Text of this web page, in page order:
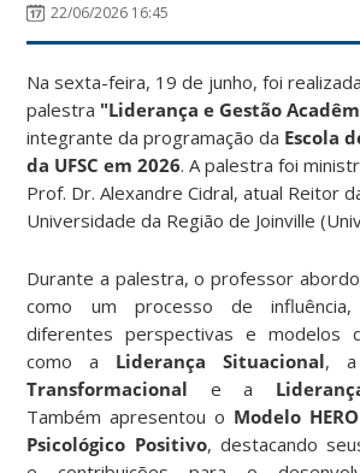
22/06/2026 16:45
Na sexta-feira, 19 de junho, foi
palestra "Liderança e Gestão
integrante da programação da Escola
da UFSC em 2026. A palestra foi
Prof. Dr. Alexandre Cidral, atual Reitor
Universidade da Região de Joinville
Durante a palestra, o professor
como um processo de influência,
diferentes perspectivas e modelos
como a Liderança Situacional,
Transformacional e a
Também apresentou o Modelo
Psicológico Positivo, destacando